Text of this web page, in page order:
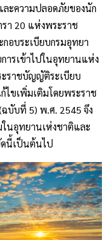
ะความปลอดภัยของนัก
า 20 แห่งพระราช
บระเบียบกรมอุทยา
ารเข้าไปในอุทยานแห่ง
ราชบัญญัติระเบียบ
ไขเพิ่มเติมโดยพระราช
บับที่ 5) พ.ศ. 2545 จึง
นอุทยานเห่งชาติและ
นี้เป็นต้นไป​